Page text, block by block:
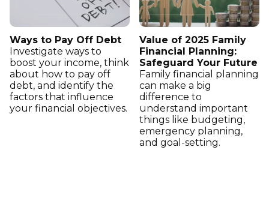
Ways to Pay Off Debt
Investigate ways to
boost your income, think
about how to pay off
debt, and identify the
factors that influence
your financial objectives.
Value of 2025 Family
Financial Planning:
Safeguard Your Future
Family financial planning
can make a big
difference to
understand important
things like budgeting,
emergency planning,
and goal-setting.